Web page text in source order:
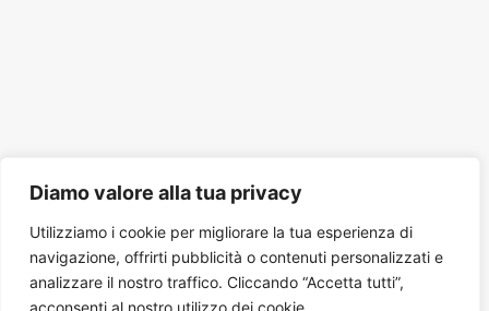
Diamo valore alla tua privacy
Utilizziamo i cookie per migliorare la tua esperienza di
navigazione, offrirti pubblicità o contenuti personalizzati e
analizzare il nostro traffico. Cliccando “Accetta tutti”,
acconsenti al nostro utilizzo dei cookie.